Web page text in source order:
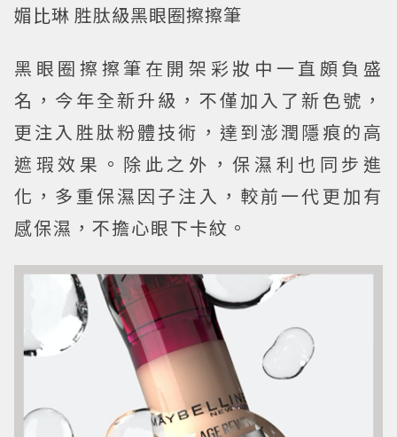
媚比琳 胜肽級黑眼圈擦擦筆
黑眼圈擦擦筆在開架彩妝中一直頗負盛
名，今年全新升級，不僅加入了新色號，
更注入胜肽粉體技術，達到澎潤隱痕的高
遮瑕效果。除此之外，保濕利也同步進
化，多重保濕因子注入，較前一代更加有
感保濕，不擔心眼下卡紋。